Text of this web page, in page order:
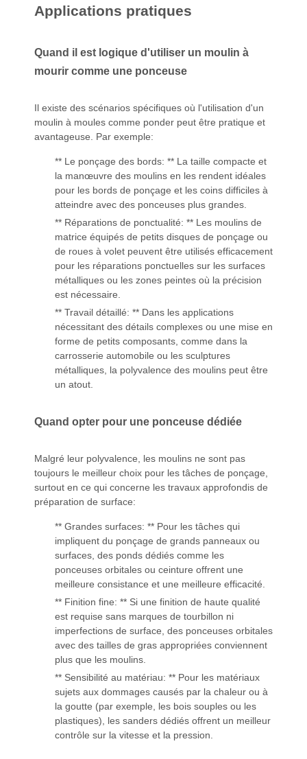
Applications pratiques
Quand il est logique d'utiliser un moulin à
mourir comme une ponceuse
Il existe des scénarios spécifiques où l'utilisation d'un
moulin à moules comme ponder peut être pratique et
avantageuse. Par exemple:
** Le ponçage des bords: ** La taille compacte et
la manœuvre des moulins en les rendent idéales
pour les bords de ponçage et les coins difficiles à
atteindre avec des ponceuses plus grandes.
** Réparations de ponctualité: ** Les moulins de
matrice équipés de petits disques de ponçage ou
de roues à volet peuvent être utilisés efficacement
pour les réparations ponctuelles sur les surfaces
métalliques ou les zones peintes où la précision
est nécessaire.
** Travail détaillé: ** Dans les applications
nécessitant des détails complexes ou une mise en
forme de petits composants, comme dans la
carrosserie automobile ou les sculptures
métalliques, la polyvalence des moulins peut être
un atout.
Quand opter pour une ponceuse dédiée
Malgré leur polyvalence, les moulins ne sont pas
toujours le meilleur choix pour les tâches de ponçage,
surtout en ce qui concerne les travaux approfondis de
préparation de surface:
** Grandes surfaces: ** Pour les tâches qui
impliquent du ponçage de grands panneaux ou
surfaces, des ponds dédiés comme les
ponceuses orbitales ou ceinture offrent une
meilleure consistance et une meilleure efficacité.
** Finition fine: ** Si une finition de haute qualité
est requise sans marques de tourbillon ni
imperfections de surface, des ponceuses orbitales
avec des tailles de gras appropriées conviennent
plus que les moulins.
** Sensibilité au matériau: ** Pour les matériaux
sujets aux dommages causés par la chaleur ou à
la goutte (par exemple, les bois souples ou les
plastiques), les sanders dédiés offrent un meilleur
contrôle sur la vitesse et la pression.